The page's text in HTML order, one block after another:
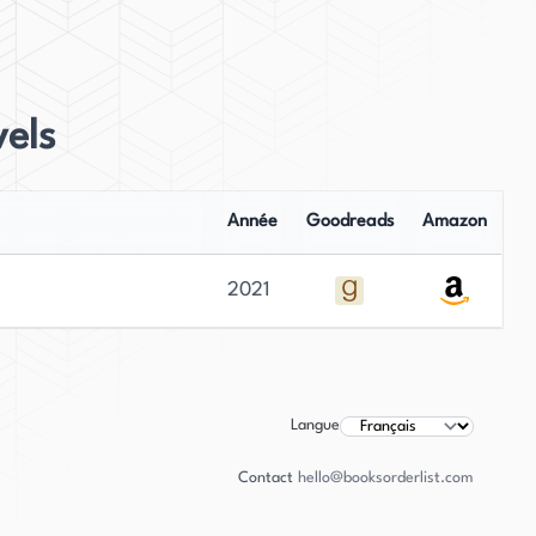
Année Goodreads Amazon
2021
Langue
Contact hello@booksorderlist.com